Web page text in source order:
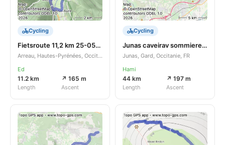
Cycling
Fietsroute 11,2 km 25-05-2026
Arreau, Hautes-Pyrénées, Occitanie, FR
Ed
11.2 km
Length
↗ 165 m
Ascent
Cycling
Junas caveirav sommiere Junas
Junas, Gard, Occitanie, FR
Hami
44 km
Length
↗ 197 m
Ascent